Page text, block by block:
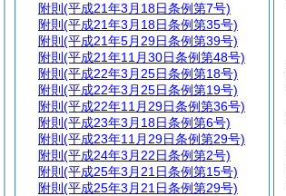
附則 (平成21年3月18日条例第7号)
附則 (平成21年3月18日条例第35号)
附則 (平成21年5月29日条例第39号)
附則 (平成21年11月30日条例第48号)
附則 (平成22年3月25日条例第18号)
附則 (平成22年3月25日条例第19号)
附則 (平成22年11月29日条例第36号)
附則 (平成23年3月18日条例第6号)
附則 (平成23年11月29日条例第29号)
附則 (平成24年3月22日条例第2号)
附則 (平成25年3月21日条例第15号)
附則 (平成25年3月21日条例第29号)